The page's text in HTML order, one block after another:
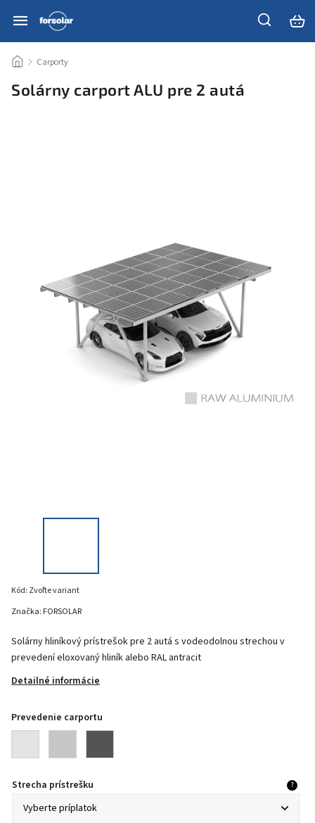
/ Carporty
Solárny carport ALU pre 2 autá
Kód: Zvoľte variant
Solárny hliníkový prístrešok pre 2 autá s vodeodolnou strechou v
prevedení eloxovaný hliník alebo RAL antracit
Detailné informácie
Značka: FORSOLAR
Prevedenie carportu
Strecha prístrešku ?